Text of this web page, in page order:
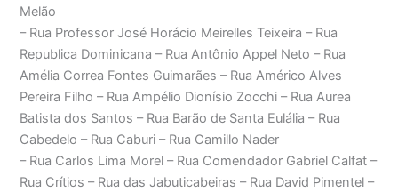
Melão
– Rua Professor José Horácio Meirelles Teixeira – Rua
Republica Dominicana – Rua Antônio Appel Neto – Rua
Amélia Correa Fontes Guimarães – Rua Américo Alves
Pereira Filho – Rua Ampélio Dionísio Zocchi – Rua Aurea
Batista dos Santos – Rua Barão de Santa Eulália – Rua
Cabedelo – Rua Caburi – Rua Camillo Nader
– Rua Carlos Lima Morel – Rua Comendador Gabriel Calfat –
Rua Crítios – Rua das Jabuticabeiras – Rua David Pimentel –